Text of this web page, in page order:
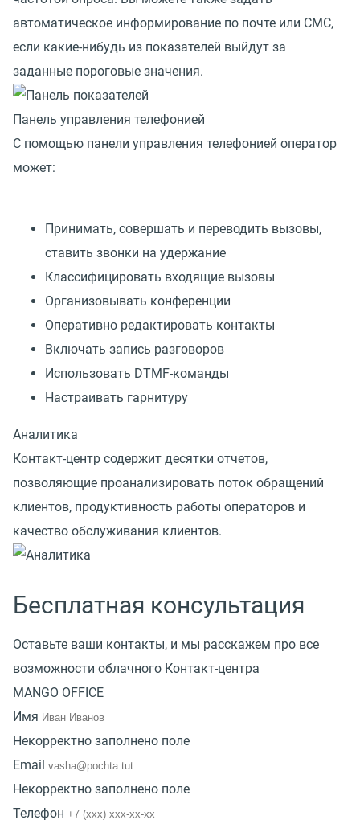
автоматическое информирование по почте или СМС,
если какие-нибудь из показателей выйдут за
заданные пороговые значения.
Панель управления телефонией
С помощью панели управления телефонией оператор
может:
Принимать, совершать и переводить вызовы,
ставить звонки на удержание
Классифицировать входящие вызовы
Организовывать конференции
Оперативно редактировать контакты
Включать запись разговоров
Использовать DTMF-команды
Настраивать гарнитуру
Аналитика
Контакт-центр содержит десятки отчетов,
позволяющие проанализировать поток обращений
клиентов, продуктивность работы операторов и
качество обслуживания клиентов.
Бесплатная консультация
Оставьте ваши контакты, и мы расскажем про все
возможности облачного Контакт-центра
MANGO OFFICE
Имя
Некорректно заполнено поле
Email
Некорректно заполнено поле
Телефон